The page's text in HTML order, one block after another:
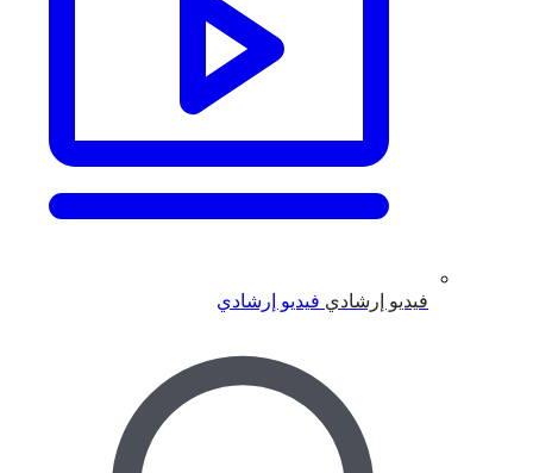
فيديو إرشادي فيديو إرشادي